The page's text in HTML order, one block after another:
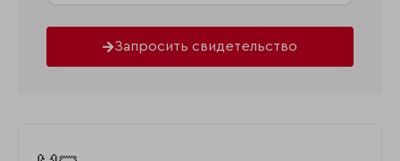
Запросить свидетельство